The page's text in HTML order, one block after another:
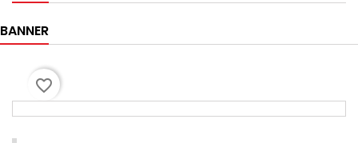
BANNER
favorite_border